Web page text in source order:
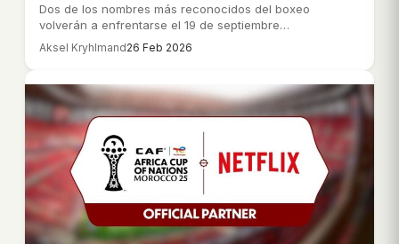
Dos de los nombres más reconocidos del boxeo
volverán a enfrentarse el 19 de septiembre…
Aksel Kryhlmand26 Feb 2026